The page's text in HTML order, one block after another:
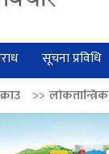
सूचना प्रविधि
मूल्य सुदृढ बनाउन